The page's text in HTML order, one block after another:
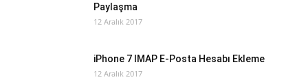
Paylaşma
12 Aralık 2017
iPhone 7 IMAP E-Posta Hesabı Ekleme
12 Aralık 2017